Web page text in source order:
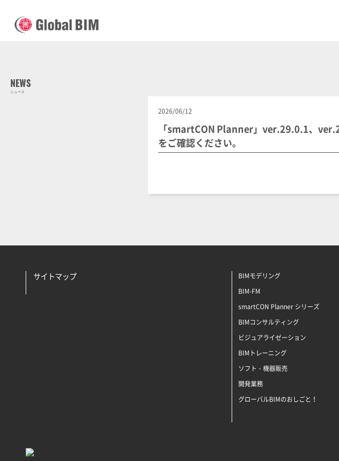
NEWS
ニュース
2026/06/12
「smartCON Planner」ver.29.0.1、
をご確認ください。
サイトマップ
BIMモデリング
BIM-FM
smartCON Planner シリーズ
BIMコンサルティング
ビジュアライゼーション
BIMトレーニング
ソフト・機器販売
開発業務
グローバルBIMのおしごと！